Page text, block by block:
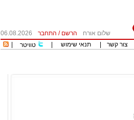
שלום אורח הרשם / התחבר
06.08.2026
צור קשר תנאי שימוש טוויטר